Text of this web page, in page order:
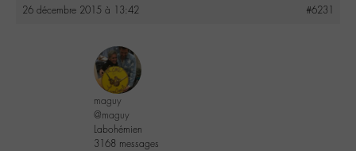
26 décembre 2015 à 13:42 #6231
maguy
@maguy
Labohémien
3168 messages